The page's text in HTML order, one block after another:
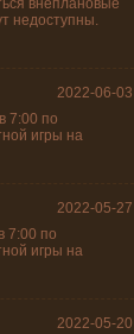
внеплановые
недоступны.
2022-06-03
7:00 по
игры на
2022-05-27
7:00 по
игры на
2022-05-20